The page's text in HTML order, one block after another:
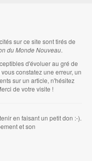
sur ce site sont tirés de
du Monde Nouveau.
d'évoluer au gré de
constatez une erreur, un
sur un article, n'hésitez
de votre visite !
en faisant un petit don :-).
et son